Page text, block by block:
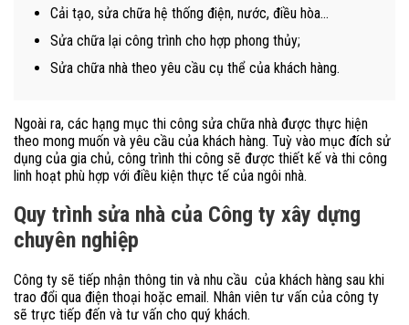
Cải tạo, sửa chữa hệ thống điện, nước, điều hòa…
Sửa chữa lại công trình cho hợp phong thủy;
Sửa chữa nhà theo yêu cầu cụ thể của khách hàng.
Ngoài ra, các hạng mục thi công sửa chữa nhà được thực hiện
theo mong muốn và yêu cầu của khách hàng. Tuỳ vào mục đích sử
dụng của gia chủ, công trình thi công sẽ được thiết kế và thi công
linh hoạt phù hợp với điều kiện thực tế của ngôi nhà.
Quy trình sửa nhà của Công ty xây dựng
chuyên nghiệp
Công ty sẽ tiếp nhận thông tin và nhu cầu của khách hàng sau khi
trao đổi qua điện thoại hoặc email. Nhân viên tư vấn của công ty
sẽ trực tiếp đến và tư vấn cho quý khách.